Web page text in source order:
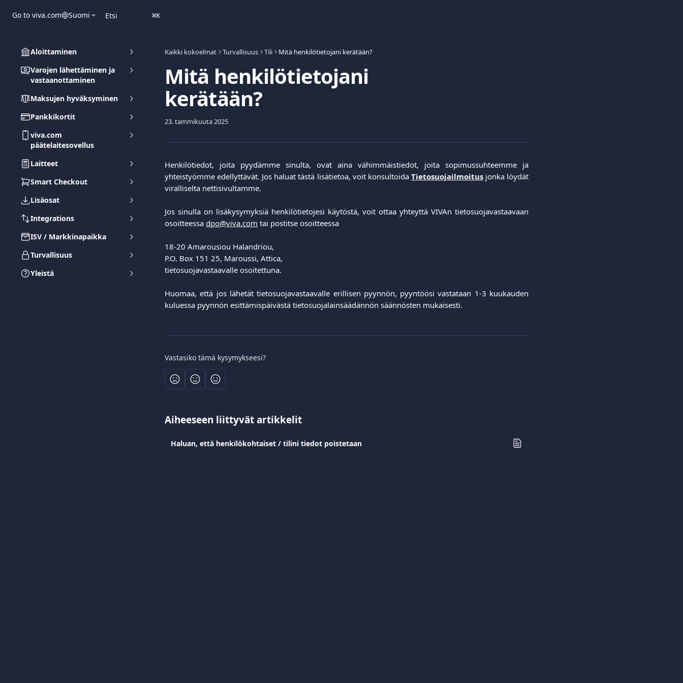
Go to viva.com Suomi Etsi ⌘K
Aloittaminen
Varojen lähettäminen ja
vastaanottaminen
Maksujen hyväksyminen
Pankkikortit
viva.com
päätelaitesovellus
Laitteet
Smart Checkout
Lisäosat
Integrations
ISV / Markkinapaikka
Turvallisuus
Yleistä
Kaikki kokoelmat Turvallisuus Tili Mitä henkilötietojani kerätään?
Mitä henkilötietojani
kerätään?
23. tammikuuta 2025
Henkilötiedot, joita pyydämme sinulta, ovat aina vähimmäistiedot, joita sopimussuhteemme ja
yhteistyömme edellyttävät. Jos haluat tästä lisätietoa, voit konsultoida Tietosuojailmoitusjonka löydät
viralliselta nettisivultamme.
Jos sinulla on lisäkysymyksiä henkilötietojesi käytöstä, voit ottaa yhteyttä VIVAn tietosuojavastaavaan
osoitteessa dpo@viva.com tai postitse osoitteessa
18-20 Amarousiou Halandriou,
P.O. Box 151 25, Maroussi, Attica,
tietosuojavastaavalle osoitettuna.
Huomaa, että jos lähetät tietosuojavastaavalle erillisen pyynnön, pyyntöösi vastataan 1-3 kuukauden
kuluessa pyynnön esittämispäivästä tietosuojalainsäädännön säännösten mukaisesti.
Vastasiko tämä kysymykseesi?
Aiheeseen liittyvät artikkelit
Haluan, että henkilökohtaiset / tilini tiedot poistetaan